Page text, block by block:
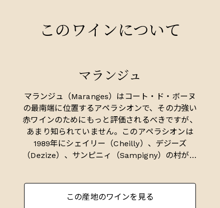
このワインについて
マランジュ
マランジュ（Maranges）はコート・ド・ボーヌ
の最南端に位置するアペラシオンで、その力強い
赤ワインのためにもっと評価されるべきですが、
あまり知られていません。このアペラシオンは
1989年にシェイリー（Cheilly）、デジーズ
（Dezize）、サンピニィ（Sampigny）の村が統
- プルミエ・クリュ（1級畑）の面積は100ヘク
この産地のワインを見る